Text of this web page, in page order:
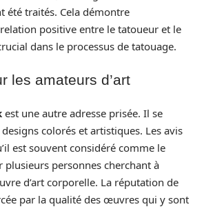
été traités. Cela démontre
relation positive entre le tatoueur et le
dans le processus de tatouage.
les amateurs d’art
est une autre adresse prisée. Il se
colorés et artistiques. Les avis
est souvent considéré comme le
plusieurs personnes cherchant à
d’art corporelle. La réputation de
par la qualité des œuvres qui y sont